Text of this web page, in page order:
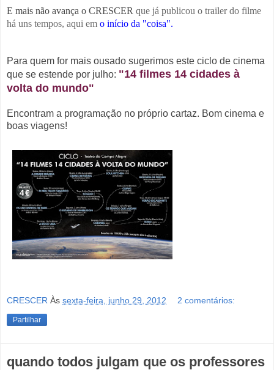
E mais não avança o CRESCER que já publicou o trailer do filme
há uns tempos, aqui em o início da "coisa".
Para quem for mais ousado sugerimos este ciclo de cinema
que se estende por julho: "14 filmes 14 cidades à
volta do mundo"
Encontram a programação no próprio cartaz. Bom cinema e
boas viagens!
CRESCER Às sexta-feira, junho 29, 2012 2 comentários:
Partilhar
quando todos julgam que os professores